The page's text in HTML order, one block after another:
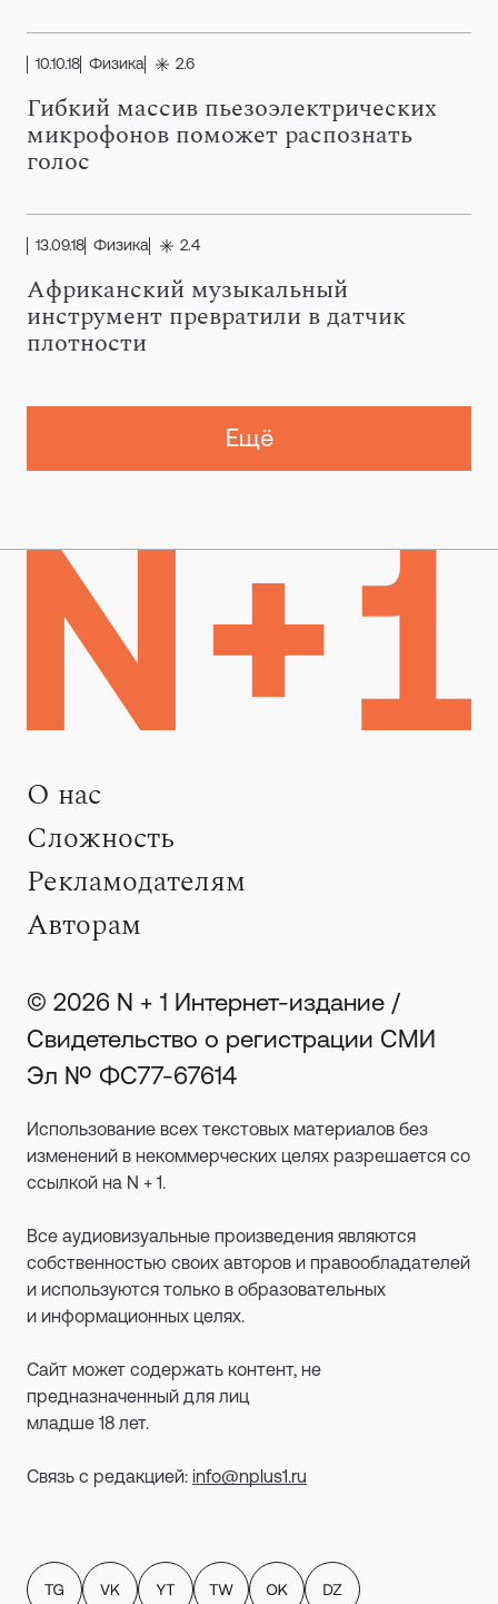
10.10.18 Физика 2.6
Гибкий массив пьезоэлектрических
микрофонов поможет распознать
голос
13.09.18 Физика 2.4
Африканский музыкальный
инструмент превратили в датчик
плотности
Ещё
О нас
Сложность
Рекламодателям
Авторам
© 2026 N + 1 Интернет-издание /
Свидетельство о регистрации СМИ
Эл № ФС77-67614
Использование всех текстовых материалов без
изменений в некоммерческих целях разрешается со
ссылкой на N + 1.
Все аудиовизуальные произведения являются
собственностью своих авторов и правообладателей
и используются только в образовательных
и информационных целях.
Сайт может содержать контент, не
предназначенный для лиц
младше 18 лет.
Связь с редакцией: info@nplus1.ru